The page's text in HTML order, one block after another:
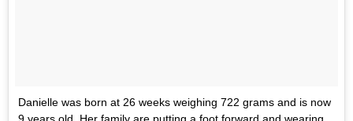
Danielle was born at 26 weeks weighing 722 grams and is now
9 years old. Her family are putting a foot forward and wearing